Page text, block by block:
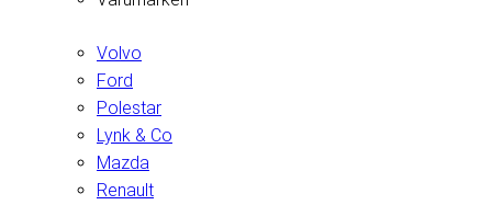
Volvo
Ford
Polestar
Lynk & Co
Mazda
Renault